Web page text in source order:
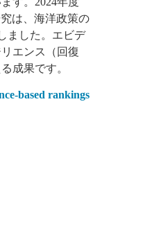
は、海洋政策の
ました。エビデ
エンス（回復
成果です。
based rankings